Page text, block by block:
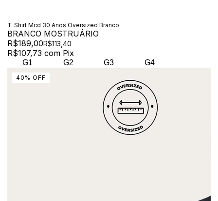
T-Shirt Mcd 30 Anos Oversized Branco
BRANCO MOSTRUÁRIO
R$189,00R$113,40
R$107,73 com Pix
G1 G2 G3 G4
40 % OFF